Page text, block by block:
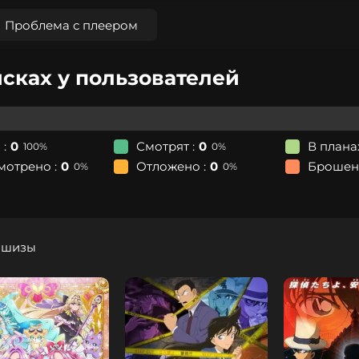
Проблема с плеером
у пользователей
: 0 100% Смотрят : 0 0%
В
: 0 0% Отложено : 0 0%